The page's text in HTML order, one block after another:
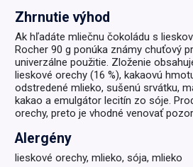
Zhrnutie výhod
Ak hľadáte mliečnu čokoládu s
Rocher 90 g ponúka známy chuťový
univerzálne použitie. Zloženie
lieskové orechy (16 %), kakaovú
odstredené mlieko, sušenú srvátku,
kakao a emulgátor lecitín zo sóje.
orechy, preto je vhodné venovať
Alergény
lieskové orechy, mlieko, sója, mlieko